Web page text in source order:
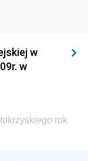
i Przemysłu
i Rozwoju
Ochrony
Ochrony
w
w
rok